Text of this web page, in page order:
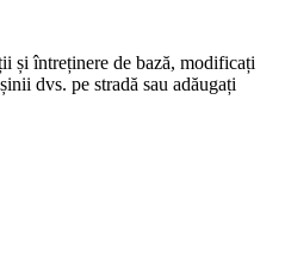
și întreținere de bază, modificați
dvs. pe stradă sau adăugați